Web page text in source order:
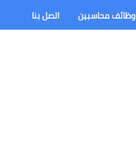
وظائف محاسبين اتصل بنا